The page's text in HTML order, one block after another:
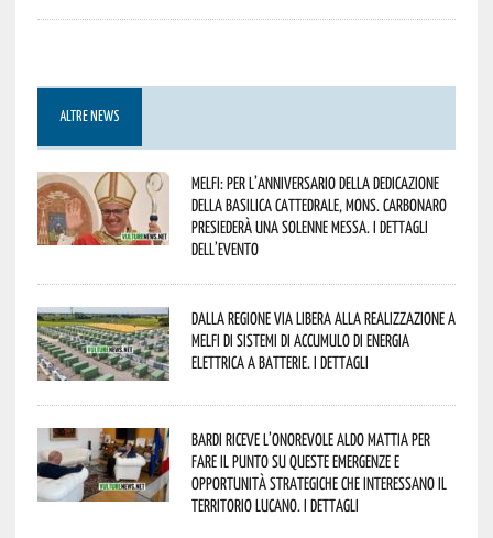
ALTRE NEWS
Melfi: per l’anniversario della Dedicazione
della Basilica Cattedrale, Mons. Carbonaro
presiederà una solenne messa. I dettagli
dell’evento
Dalla Regione via libera alla realizzazione a
Melfi di sistemi di accumulo di energia
elettrica a batterie. I dettagli
Bardi riceve l’onorevole Aldo Mattia per
fare il punto su queste emergenze e
opportunità strategiche che interessano il
territorio lucano. I dettagli